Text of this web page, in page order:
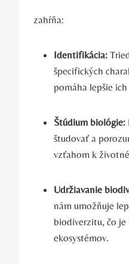
zahŕňa:
Identifikácia:
špecifických
pomáha lepšie
Štúdium biológie:
študovať a
vzťahom k
Udržiavanie
nám umožňuje
biodiverzitu, čo
ekosystémov.